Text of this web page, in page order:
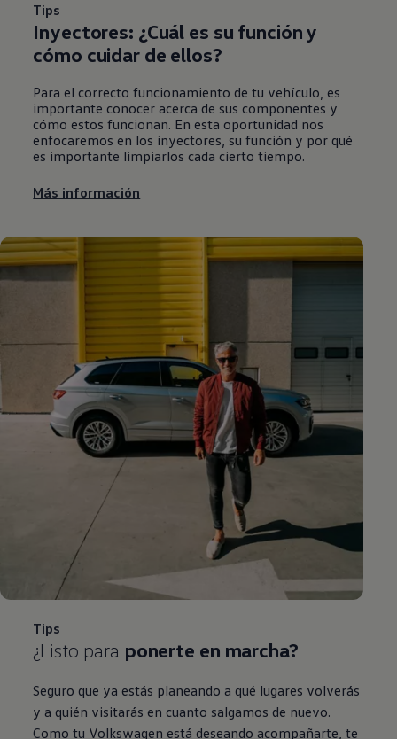
Tips
Inyectores: ¿Cuál es su función y
cómo cuidar de ellos?
Para el correcto funcionamiento de tu vehículo, es
importante conocer acerca de sus componentes y
cómo estos funcionan. En esta oportunidad nos
enfocaremos en los inyectores, su función y por qué
es importante limpiarlos cada cierto tiempo.
Más información
Tips
¿Listo para ponerte en marcha?
Seguro que ya estás planeando a qué lugares volverás
y a quién visitarás en cuanto salgamos de nuevo.
Como tu Volkswagen está deseando acompañarte, te